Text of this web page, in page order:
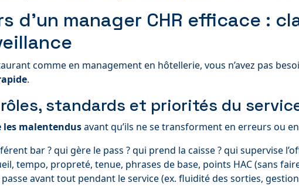
d’un manager CHR efficace :
comme en management en hôtellerie, vous n’avez pas
.
standards et priorités du
les malentendusavant qu’ils ne se transforment en erreurs ou
bar ? qui gère le pass ? qui prend la caisse ? qui supervise
tempo, propreté, tenue, phrases de base, points HAC (sans
passe avant tout pendant le service (ex. fluidité des sorties,